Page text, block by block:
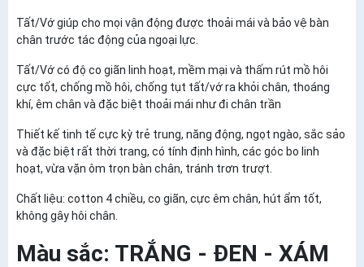
Tất/Vớ giúp cho mọi vận động được thoải mái và bảo vệ bàn
chân trước tác động của ngoại lực.
Tất/Vớ có độ co giãn linh hoạt, mềm mại và thấm rút mồ hôi
cực tốt, chống mồ hôi, chống tụt tất/vớ ra khỏi chân, thoáng
khí, êm chân và đặc biệt thoải mái như đi chân trần
Thiết kế tinh tế cực kỳ trẻ trung, năng động, ngọt ngào, sắc sảo
và đặc biệt rất thời trang, có tính định hình, các góc bo linh
hoạt, vừa vặn ôm trọn bàn chân, tránh trơn trượt.
Chất liệu: cotton 4 chiều, co giãn, cực êm chân, hút ẩm tốt,
không gây hôi chân.
Màu sắc: TRẮNG - ĐEN - XÁM